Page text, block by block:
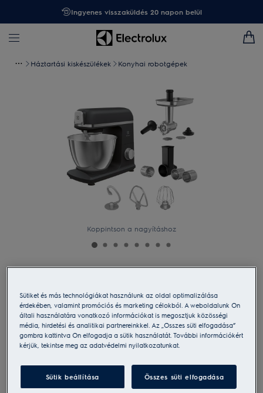
Ingyenes visszaküldés 20 napon belül
Háztartási kiskészülékek Konyhai robotgépek
Koppintson a nagyításhoz
Create 5 konyhai robotgép
4.6 (167)
Előnyök
A Create 5 konyhagéppel fantasztikusan ízletes pékárut és
bolygókeverés, az erős motor és a tartós présöntvény test biztosít.
Érjen el egyenletes és sima állagot a bolygókeverésnek
köszönhetően. Ez biztosítja, hogy minden összetevő alaposan össze
legyen keverve.
Sütiket és más technológiákat használunk az oldal optimalizálása
érdekében, valamint promóciós és marketing célokból. A weboldalunk Ön
általi használatára vonatkozó információkat is megosztjuk közösségi
média, hirdetési és analitikai partnereinkkel. Az „Összes süti elfogadása”
gombra kattintva Ön elfogadja a sütik használatát. További információkért
kérjük, tekintse meg az adatvédelmi nyilatkozatunkat.
Sütik beállítása Összes süti elfogadása